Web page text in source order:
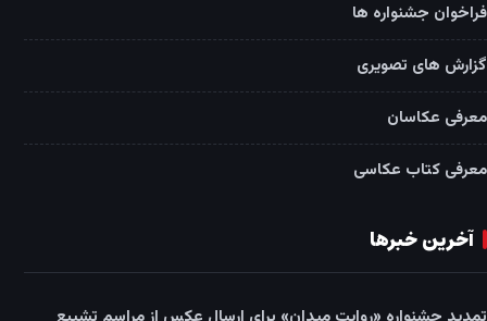
فراخوان جشنواره ها
گزارش های تصویری
معرفی عکاسان
معرفی کتاب عکاسی
آخرین خبرها